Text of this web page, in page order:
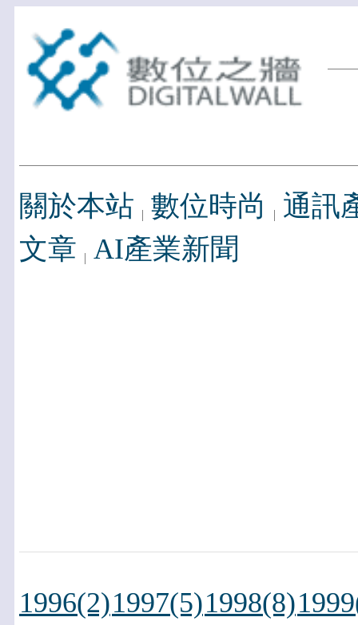
關於本站 數位時尚
通訊
文章 AI產業新聞
1996(2)1997(5)1998(8)